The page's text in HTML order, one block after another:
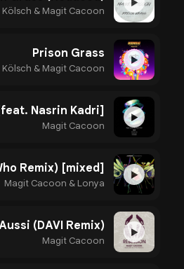
▶
Kölsch & Magit Cacoon
▶
Prison Grass
Kölsch & Magit Cacoon
▶
Magit Cacoon
▶
Magit Cacoon & Lonya
▶
(DAVI Remix)
Magit Cacoon